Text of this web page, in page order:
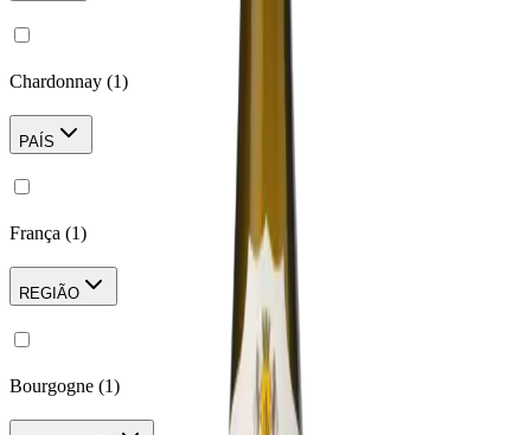
Chardonnay (1)
PAÍS
França (1)
REGIÃO
Bourgogne (1)